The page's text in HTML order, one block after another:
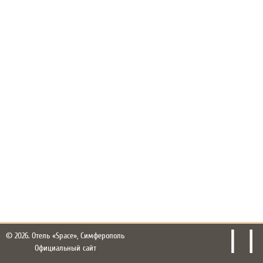
© 2026. Отель «Space», Симферополь
Официальный сайт